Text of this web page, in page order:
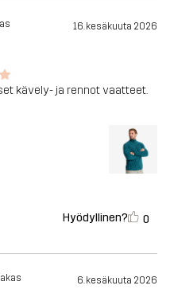
16. kesäkuuta 2026
kävely- ja rennot vaatteet.
Hyödyllinen? 0
6. kesäkuuta 2026